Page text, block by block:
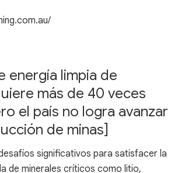
energía limpia de
más de 40 veces
el país no logra avanzar
de minas]
significativos para satisfacer la
de minerales críticos como litio,